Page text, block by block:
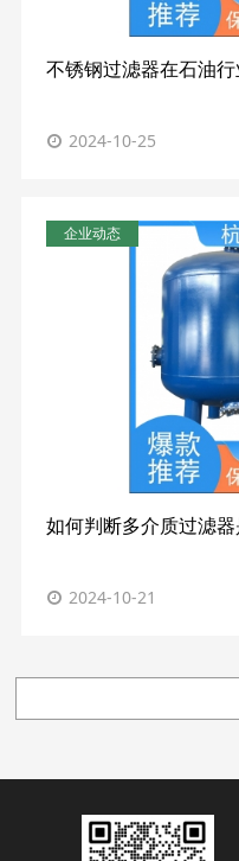
不锈钢过滤器在石油
2024-10-25
企业动态
如何判断多介质过滤
2024-10-21